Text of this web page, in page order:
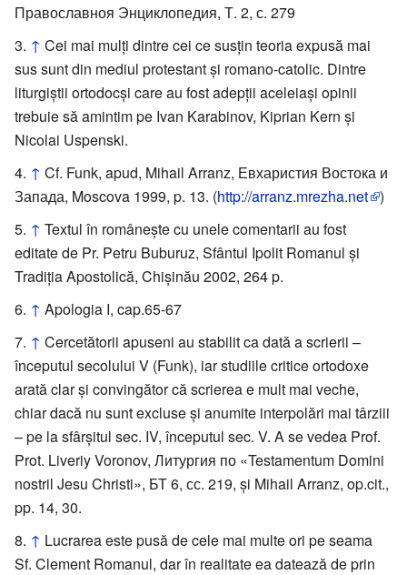
Православноя Энциклопедия, Т. 2, с. 279
↑ Cei mai mulţi dintre cei ce susţin teoria expusă mai
sus sunt din mediul protestant şi romano-catolic. Dintre
liturgiştii ortodocşi care au fost adepţii aceleiaşi opinii
trebuie să amintim pe Ivan Karabinov, Kiprian Kern şi
Nicolai Uspenski.
↑ Cf. Funk, apud, Mihail Arranz, Евхаристия Востока и
Запада, Moscova 1999, p. 13. (http://arranz.mrezha.net )
↑ Textul în româneşte cu unele comentarii au fost
editate de Pr. Petru Buburuz, Sfântul Ipolit Romanul şi
Tradiţia Apostolică, Chişinău 2002, 264 p.
↑ Apologia I, cap.65-67
↑ Cercetătorii apuseni au stabilit ca dată a scrierii –
începutul secolului V (Funk), iar studiile critice ortodoxe
arată clar şi convingător că scrierea e mult mai veche,
chiar dacă nu sunt excluse şi anumite interpolări mai târziii
– pe la sfârşitul sec. IV, începutul sec. V. A se vedea Prof.
Prot. Liveriy Voronov, Литургия по «Testamentum Domini
nostril Jesu Christi», БТ 6, сс. 219, şi Mihail Arranz, op.cit.,
pp. 14, 30.
↑ Lucrarea este pusă de cele mai multe ori pe seama
Sf. Clement Romanul, dar în realitate ea datează de prin